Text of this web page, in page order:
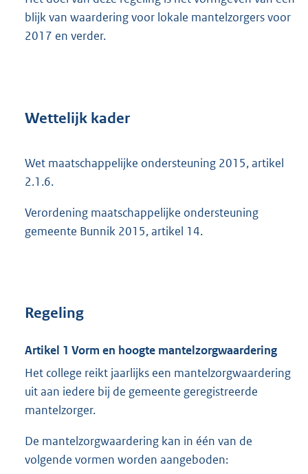
blijk van waardering voor lokale mantelzorgers voor
2017 en verder.
Wettelijk kader
Wet maatschappelijke ondersteuning 2015, artikel
2.1.6.
Verordening maatschappelijke ondersteuning
gemeente Bunnik 2015, artikel 14.
Regeling
Artikel 1 Vorm en hoogte mantelzorgwaardering
Het college reikt jaarlijks een mantelzorgwaardering
uit aan iedere bij de gemeente geregistreerde
mantelzorger.
De mantelzorgwaardering kan in één van de
volgende vormen worden aangeboden: